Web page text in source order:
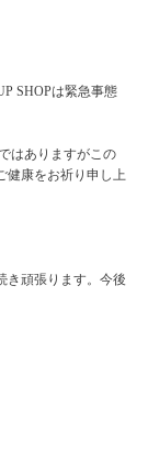
SHOPは緊急事態
はありますがこの
健康をお祈り申し上
き頑張ります。今後